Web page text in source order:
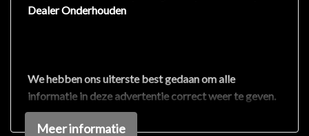
Dealer Onderhouden
We hebben ons uiterste best gedaan om alle
informatie in deze advertentie correct weer te geven.
Er kunnen echter geen rechten worden ontleend aan
de verstrekte informatie in de advertentie. Vertrouw
Meer informatie